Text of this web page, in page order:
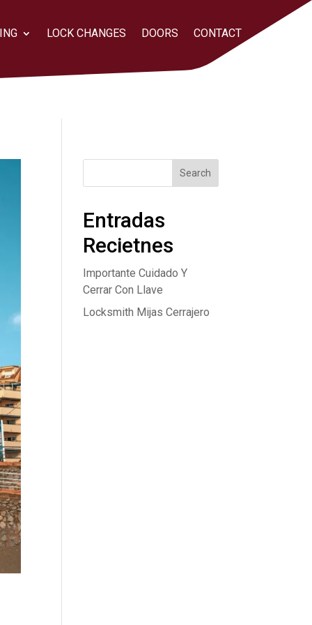
LOCK CHANGES DOORS CONTACT
Search
Entradas
Recietnes
Importante Cuidado Y
Cerrar Con Llave
Locksmith Mijas Cerrajero